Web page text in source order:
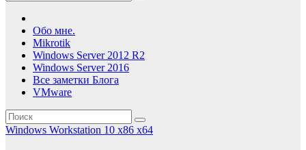
Обо мне.
Mikrotik
Windows Server 2012 R2
Windows Server 2016
Все заметки Блога
VMware
Windows Workstation 10 x86 x64